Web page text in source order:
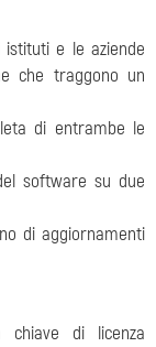
e le aziende
che traggono un
di entrambe le
software su due
di aggiornamenti
chiave di licenza